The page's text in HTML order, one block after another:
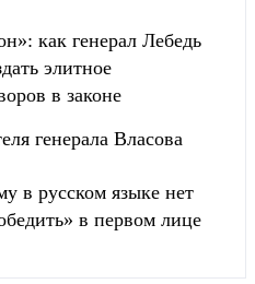
как генерал Лебедь
элитное
в законе
генерала Власова
в русском языке нет
в первом лице